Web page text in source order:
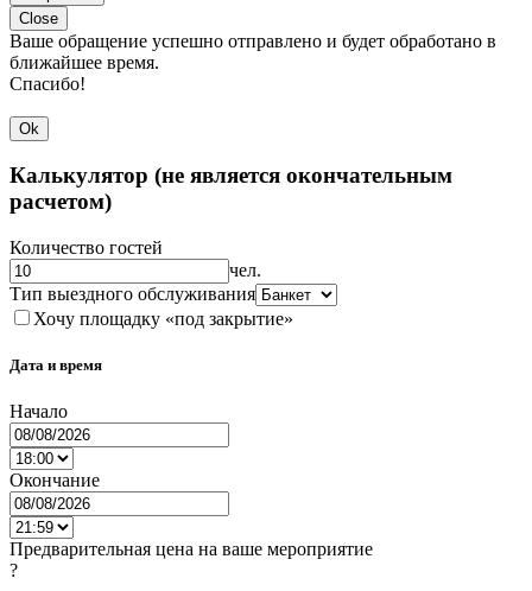
Close
Ваше обращение успешно отправлено и будет обработано в
ближайшее время.
Спасибо!
Ok
Калькулятор (не является окончательным
расчетом)
Количество гостей
чел.
Тип выездного обслуживания
Хочу площадку «под закрытие»
Дата и время
Начало
Окончание
Предварительная цена на ваше мероприятие
?